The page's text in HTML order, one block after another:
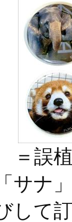
＝誤
サナ
して